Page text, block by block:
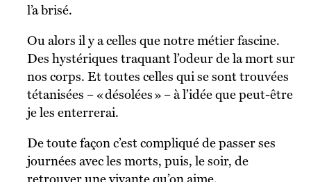
l’a brisé.
Ou alors il y a celles que notre métier fascine.
Des hystériques traquant l’odeur de la mort sur
nos corps. Et toutes celles qui se sont trouvées
tétanisées – « désolées » – à l’idée que peut-être
je les enterrerai.
De toute façon c’est compliqué de passer ses
journées avec les morts, puis, le soir, de
retrouver une vivante qu’on aime.